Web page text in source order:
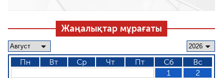
Жаңалықтар мұрағаты
Пн Вт Ср Чт Пт Сб
Вс
1
2